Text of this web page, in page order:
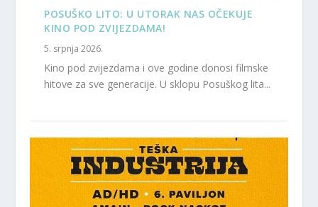
POSUŠKO LITO: U UTORAK NAS OČEKUJE
KINO POD ZVIJEZDAMA!
5. srpnja 2026.
Kino pod zvijezdama i ove godine donosi filmske
hitove za sve generacije. U sklopu Posuškog lita...